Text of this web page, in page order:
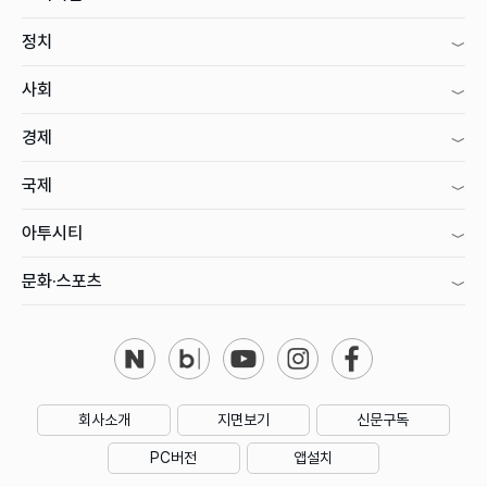
정치
사회
경제
국제
아투시티
문화·스포츠
회사소개 지면보기 신문구독
PC버전 앱설치